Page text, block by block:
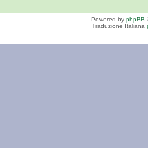
Powered by phpBB
Traduzione Italiana